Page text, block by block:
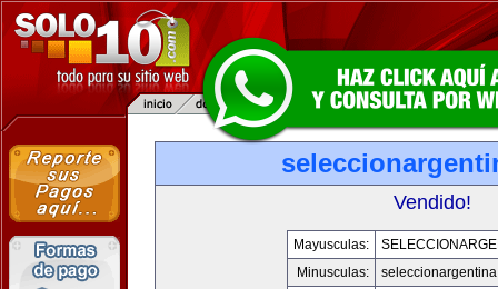
Vendido!
Mayusculas:
Minusculas: